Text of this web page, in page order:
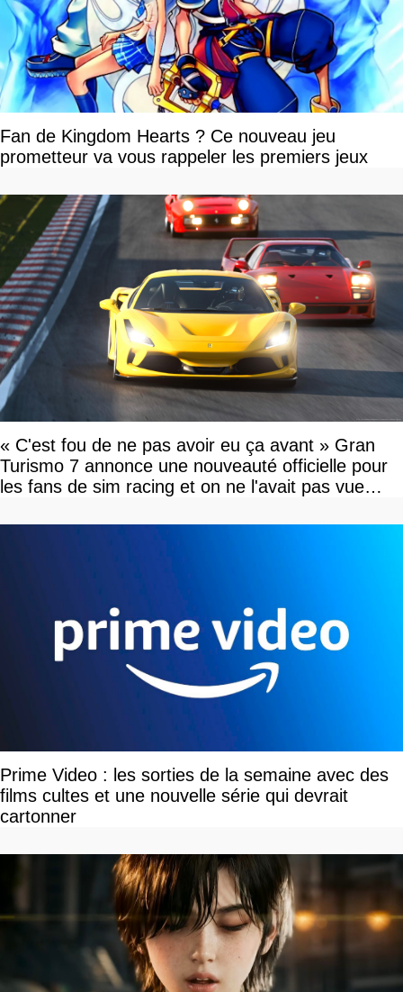
Fan de Kingdom Hearts ? Ce nouveau jeu
prometteur va vous rappeler les premiers jeux
« C'est fou de ne pas avoir eu ça avant » Gran
Turismo 7 annonce une nouveauté officielle pour
les fans de sim racing et on ne l'avait pas vue
Prime Video : les sorties de la semaine avec des
films cultes et une nouvelle série qui devrait
cartonner